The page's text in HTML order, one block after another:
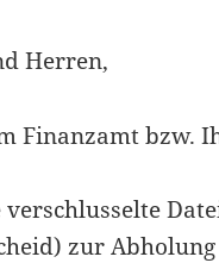
Herren,
Finanzamt bzw.
verschlusselte
zur